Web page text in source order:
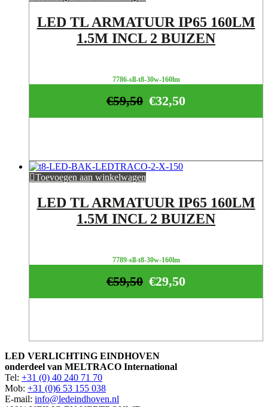
LED TL ARMATUUR IP65 160LM
1.5M INCL 2 BUIZEN
7786-sll-t8-30w-160lm
€32,50
€59,50
Toevoegen aan winkelwagen
LED TL ARMATUUR IP65 160LM
1.5M INCL 2 BUIZEN
7789-sll-t8-30w-160lm
€29,50
€59,50
LED VERLICHTING EINDHOVEN
onderdeel van MELTRACO International
Tel: +31 (0) 40 240 71 70
Mob: +31 (0)6 53 155 038
E-mail: info@ledeindhoven.nl